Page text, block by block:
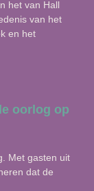
het van Hall
van het
en het
oorlog op
Met gasten uit
dat de